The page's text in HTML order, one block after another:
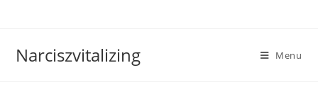
Narciszvitalizing Menu